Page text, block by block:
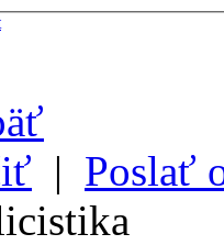
| Poslať